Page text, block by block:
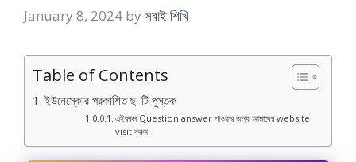
January 8, 2024 by সবাই শিখি
Table of Contents
ইউনেস্কোর প্রকাশিত ছ-টি পুস্তক
এইরকম Question answer পাওয়ার জন্য আমাদের website
visit করুন